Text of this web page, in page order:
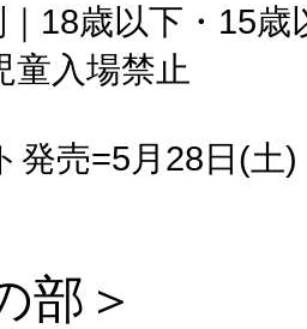
18歳以下・15
童入場禁止
発売=5月28日(土)
部＞